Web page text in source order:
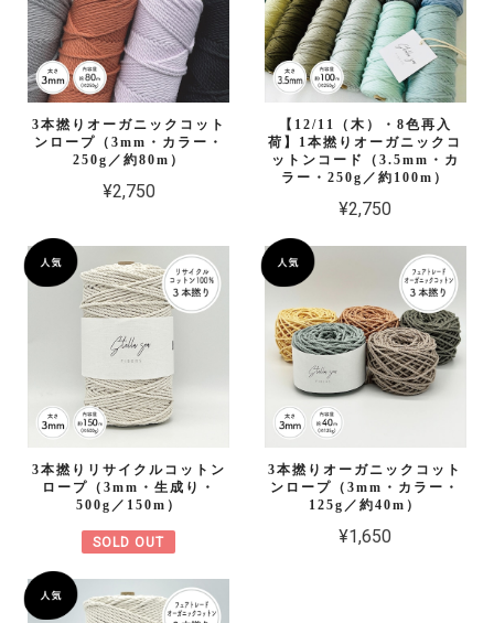
3本撚りオーガニックコット
ンロープ（3mm・カラー・
250g／約80m）
¥2,750
【12/11（木）・8色再入
荷】1本撚りオーガニックコ
ットンコード（3.5mm・カ
ラー・250g／約100m）
¥2,750
3本撚りリサイクルコットン
ロープ（3mm・生成り・
500g／150m）
SOLD OUT
3本撚りオーガニックコット
ンロープ（3mm・カラー・
125g／約40m）
¥1,650